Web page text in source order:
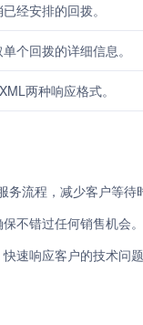
经安排的回拨。
个回拨的详细信息。
两种响应格式。
流程，减少客户等待
不错过任何销售机会。
速响应客户的技术问题